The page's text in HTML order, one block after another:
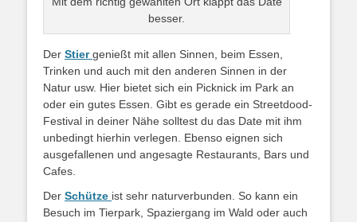
besser.
Der Stier genießt mit allen Sinnen, beim Essen,
Trinken und auch mit den anderen Sinnen in der
Natur usw. Hier bietet sich ein Picknick im Park an
oder ein gutes Essen. Gibt es gerade ein Streetdood-
Festival in deiner Nähe solltest du das Date mit ihm
unbedingt hierhin verlegen. Ebenso eignen sich
ausgefallenen und angesagte Restaurants, Bars und
Cafes.
Der Schütze ist sehr naturverbunden. So kann ein
Besuch im Tierpark, Spaziergang im Wald oder auch